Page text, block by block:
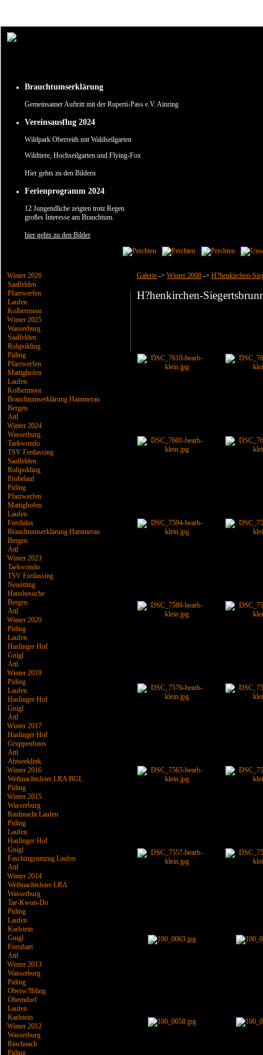
Brauchtumserklärung
Gemeinsamer Auftritt mit der Ruperti-Pass e.V. Ainring
Vereinsausflug 2024
Wildpark Oberreith mit Waldseilgarten
Wildtiere, Hochseilgarten und Flying-Fox
Hier gehts zu den Bildern
Ferienprogramm 2024
12 Jungendliche zeigten trotz Regen
großes Interesse am Brauchtum.
hier gehts zu den Bilder
Winter 2026
Saalfelden
Pfarrwerfen
Laufen
Kolbermoor
Winter 2025
Wasserburg
Saalfelden
Ruhpolding
Piding
Pfarrwerfen
Mattighofen
Laufen
Kolbermoor
Brauchtumserklärung Hammerau
Bergen
Attl
Winter 2024
Wasserburg
Taekwondo
TSV Freilassing
Saalfelden
Ruhpolding
Probelauf
Piding
Pfarrwerfen
Mattighofen
Laufen
Frechdax
Brauchtumserklärung Hammerau
Bergen
Attl
Winter 2023
Taekwondo
TSV Freilassing
Neuötting
Hausbesuche
Bergen
Attl
Winter 2020
Piding
Laufen
Haslinger Hof
Gnigl
Attl
Winter 2019
Piding
Laufen
Haslinger Hof
Gnigl
Attl
Winter 2017
Haslinger Hof
Gruppenfotos
Attl
Abtseeklink
Winter 2016
Weihnachtsfeier LRA BGL
Piding
Winter 2015
Wasserburg
Rauhnacht Laufen
Piding
Laufen
Haslinger Hof
Gnigl
Faschingsumzug Laufen
Attl
Winter 2014
Weihnachtsfeier LRA
Wasserburg
Tae-Kwon-Do
Piding
Laufen
Karlstein
Gnigl
Forsthart
Attl
Winter 2013
Wasserburg
Piding
Oberw?lbling
Oberndorf
Laufen
Karlstein
Winter 2012
Wasserburg
Rinchnach
Piding
Galerie -> Winter 2008 -> H?henkirchen-
H?henkirchen-